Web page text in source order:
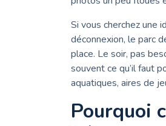
Si vous cherchez une
déconnexion, le parc
place. Le soir, pas
souvent ce qu’il faut
aquatiques, aires de
Pourquoi